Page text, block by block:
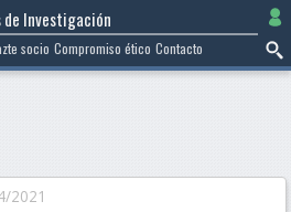
Investigación
socio Compromiso ético Contacto
2021